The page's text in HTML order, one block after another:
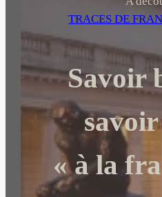
r
h
r
TRACES DE
Savoir
« à la